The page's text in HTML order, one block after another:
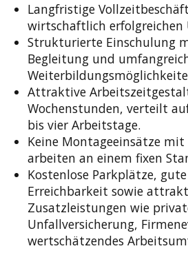
Langfristige
wirtschaftlich erfolgreichen
Strukturierte Einschulung
Begleitung und
Attraktive
Wochenstunden, verteilt
bis vier Arbeitstage.
Keine Montageeinsätze mit
arbeiten an einem fixen
Kostenlose Parkplätze,
Erreichbarkeit sowie
Zusatzleistungen wie
Unfallversicherung,
wertschätzendes